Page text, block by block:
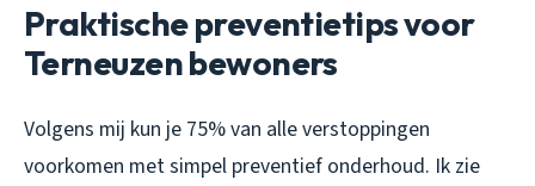
Praktische preventietips voor
Terneuzen bewoners
Volgens mij kun je 75% van alle verstoppingen
voorkomen met simpel preventief onderhoud. Ik zie